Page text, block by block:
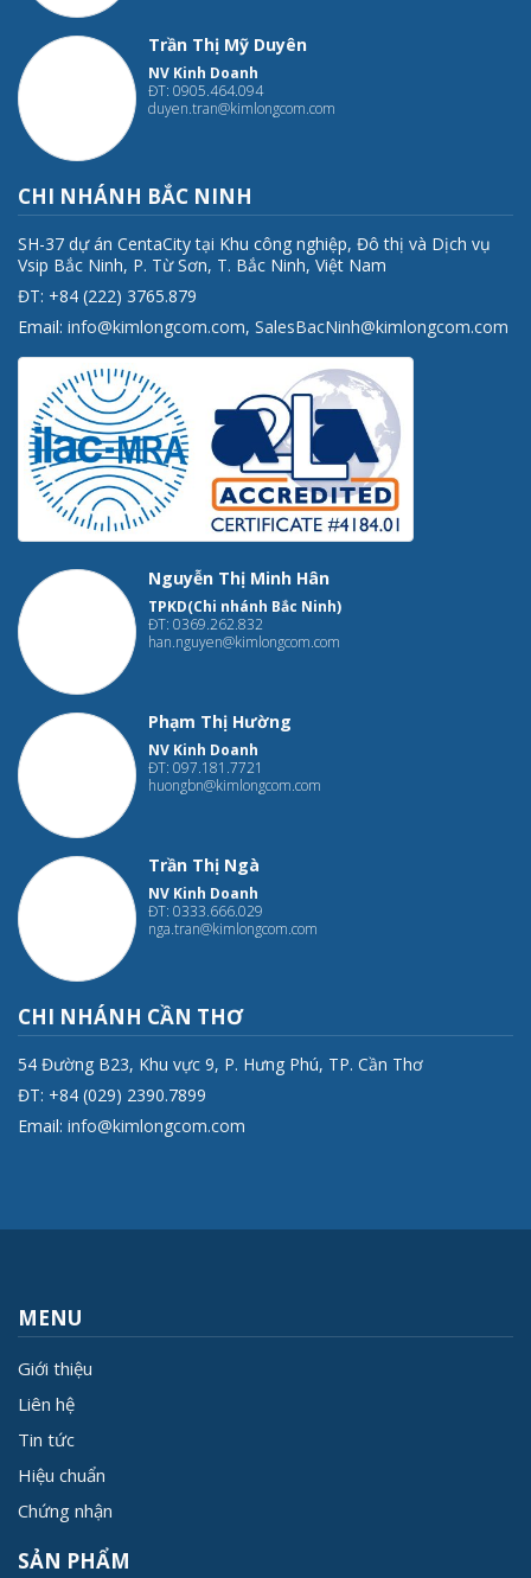
Trần Thị Mỹ Duyên
NV Kinh Doanh
ĐT: 0905.464.094
duyen.tran@kimlongcom.com
CHI NHÁNH BẮC NINH
SH-37 dự án CentaCity tại Khu công nghiệp, Đô thị và Dịch vụ
Vsip Bắc Ninh, P. Từ Sơn, T. Bắc Ninh, Việt Nam
ĐT: +84 (222) 3765.879
Email: info@kimlongcom.com, SalesBacNinh@kimlongcom.com
Nguyễn Thị Minh Hân
TPKD(Chi nhánh Bắc Ninh)
ĐT: 0369.262.832
han.nguyen@kimlongcom.com
Phạm Thị Hường
NV Kinh Doanh
ĐT: 097.181.7721
huongbn@kimlongcom.com
Trần Thị Ngà
NV Kinh Doanh
ĐT: 0333.666.029
nga.tran@kimlongcom.com
CHI NHÁNH CẦN THƠ
54 Đường B23, Khu vực 9, P. Hưng Phú, TP. Cần Thơ
ĐT: +84 (029) 2390.7899
Email: info@kimlongcom.com
MENU
Giới thiệu
Liên hệ
Tin tức
Hiệu chuẩn
Chứng nhận
SẢN PHẨM